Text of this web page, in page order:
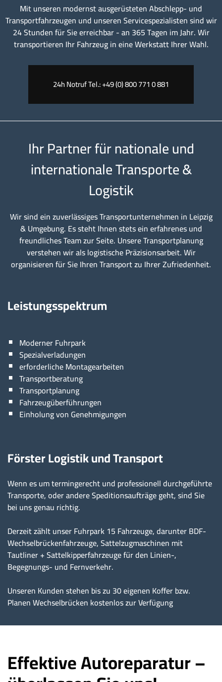
Mit unseren modernst ausgerüsteten Abschlepp- und
Transportfahrzeugen und unseren Servicespezialisten sind wir
24 Stunden für Sie erreichbar - an 365 Tagen im Jahr. Wir
transportieren Ihr Fahrzeug in eine Werkstatt Ihrer Wahl.
24h Notruf Tel.: +49 (0) 800 771 0 881
Ihr Partner für nationale und
internationale Transporte &
Logistik
Wir sind ein zuverlässiges Transportunternehmen in Leipzig
& Umgebung. Es steht Ihnen stets ein erfahrenes und
freundliches Team zur Seite. Unsere Transportplanung
verstehen wir als logistische Präzisionsarbeit. Wir
organisieren für Sie Ihren Transport zu Ihrer Zufriedenheit.
Leistungsspektrum
Moderner Fuhrpark
Spezialverladungen
erforderliche Montagearbeiten
Transportberatung
Transportplanung
Fahrzeugüberführungen
Einholung von Genehmigungen
Förster Logistik und Transport
Wenn es um termingerecht und professionell durchgeführte
Transporte, oder andere Speditionsaufträge geht, sind Sie
bei uns genau richtig.
Derzeit zählt unser Fuhrpark 15 Fahrzeuge, darunter BDF-
Wechselbrückenfahrzeuge, Sattelzugmaschinen mit
Tautliner + Sattelkipperfahrzeuge für den Linien-,
Begegnungs- und Fernverkehr.
Unseren Kunden stehen bis zu 30 eigenen Koffer bzw.
Planen Wechselbrücken kostenlos zur Verfügung
Effektive Autoreparatur –